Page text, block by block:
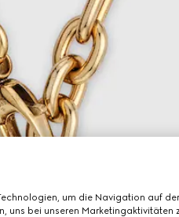
um die Navigation auf der
uns bei unseren Marketingaktivitäten